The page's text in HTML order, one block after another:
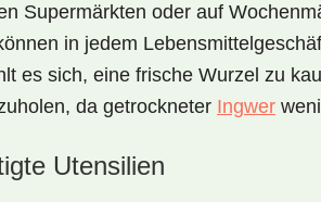
Supermärkten oder auf
in jedem
es sich, eine frische Wurzel zu
da getrockneter Ingwer
Utensilien